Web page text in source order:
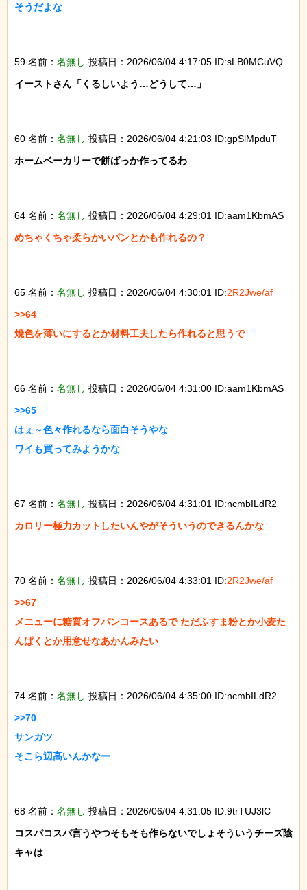
そうだよな
59 名前： 名無し 投稿日：2026/06/04 4:17:05 ID:sLB0MCuVQ
イーストさん「くるしいよう…どうして…」
60 名前： 名無し 投稿日：2026/06/04 4:21:03 ID:gpSlMpduT
ホームベーカリーで餅ばっか作ってるわ
64 名前： 名無し 投稿日：2026/06/04 4:29:01 ID:aam1KbmAS
めちゃくちゃ柔らかいパンとかも作れるの？
65 名前： 名無し 投稿日：2026/06/04 4:30:01 ID:2R2Jwe/af
>>64
焼色を薄いにするとか材料工夫したら作れると思うで
66 名前： 名無し 投稿日：2026/06/04 4:31:00 ID:aam1KbmAS
>>65
はぇ～色々作れるなら面白そうやな
ワイも買ってみようかな
67 名前： 名無し 投稿日：2026/06/04 4:31:01 ID:ncmbILdR2
カロリー極力カットしたいんやがそういうのできるんかな
70 名前： 名無し 投稿日：2026/06/04 4:33:01 ID:2R2Jwe/af
>>67
メニューに糖質オフパンコースあるで ただふすま粉とか小麦た
んぱくとか用意せなあかんみたい
74 名前： 名無し 投稿日：2026/06/04 4:35:00 ID:ncmbILdR2
>>70
サンガツ
そこら辺高いんかなー
68 名前： 名無し 投稿日：2026/06/04 4:31:05 ID:9trTUJ3lC
コスパコスパ言うやつそもそも作らないでしょそういうチーズ陰
キャは